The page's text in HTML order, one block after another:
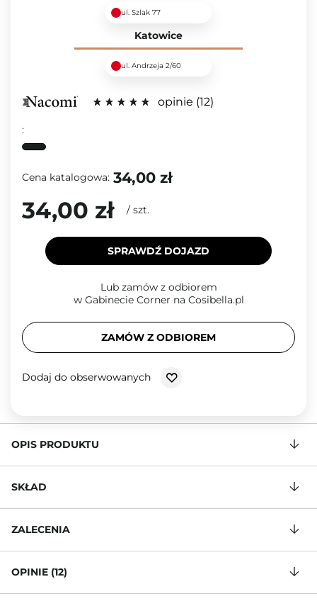
ul. Szlak 77
Katowice
ul. Andrzeja 2/60
opinie 12
:
Cena katalogowa: 34,00 zł
34,00 zł / szt.
SPRAWDŹ DOJAZD
Lub zamów z odbiorem
w Gabinecie Corner na Cosibella.pl
ZAMÓW Z ODBIOREM
Dodaj do obserwowanych
OPIS PRODUKTU
SKŁAD
ZALECENIA
OPINIE (12)